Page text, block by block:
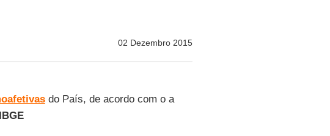
02 Dezembro 2015
do País, de acordo com o a